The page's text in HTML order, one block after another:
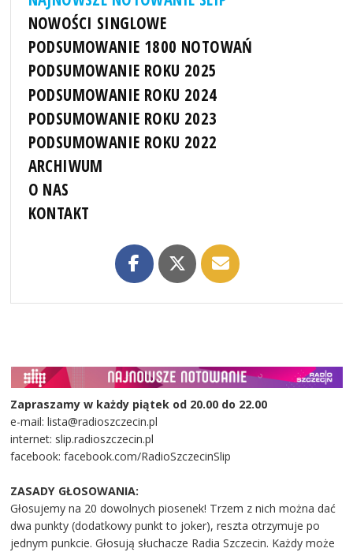
NOWOŚCI SINGLOWE
PODSUMOWANIE 1800 NOTOWAŃ
PODSUMOWANIE ROKU 2025
PODSUMOWANIE ROKU 2024
PODSUMOWANIE ROKU 2023
PODSUMOWANIE ROKU 2022
ARCHIWUM
O NAS
KONTAKT
Zapraszamy w każdy piątek od 20.00 do 22.00
e-mail: lista@radioszczecin.pl
internet: slip.radioszczecin.pl
facebook: facebook.com/RadioSzczecinSlip
ZASADY GŁOSOWANIA:
Głosujemy na 20 dowolnych piosenek! Trzem z nich można dać
dwa punkty (dodatkowy punkt to joker), reszta otrzymuje po
jednym punkcie. Głosują słuchacze Radia Szczecin. Każdy może